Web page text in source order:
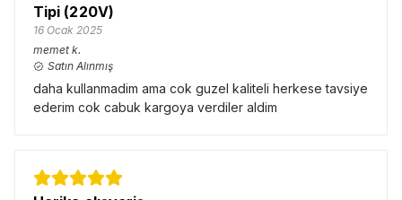
Tipi (220V)
16 Ocak 2025
memet k.
Satın Alınmış
daha kullanmadim ama cok guzel kaliteli herkese tavsiye
ederim cok cabuk kargoya verdiler aldim